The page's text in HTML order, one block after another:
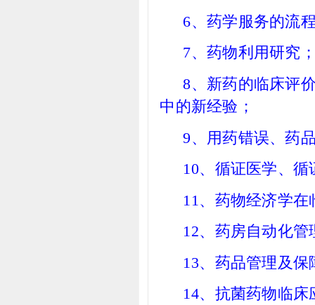
6、药学服务的流
7、药物利用研究
8、新药的临床评
中的新经验；
9、用药错误、药
10、循证医学、循
11 、药物经济学在
12、药房自动化
13、药品管理及保
14、抗菌药物临